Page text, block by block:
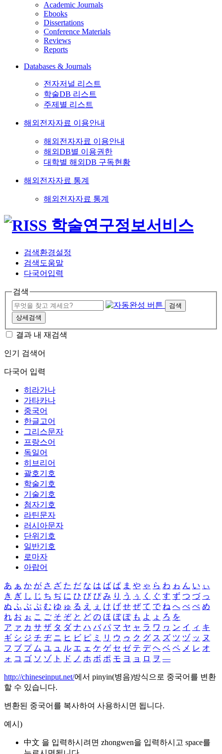
Academic Journals
Ebooks
Dissertations
Conference Materials
Reviews
Reports
Databases & Journals
전자저널 리스트
학술DB 리스트
주제별 리스트
해외전자자료 이용안내
해외전자자료 이용안내
해외DB별 이용권한
대학별 해외DB 구독현황
해외전자자료 통계
해외전자자료 통계
검색환경설정
검색도움말
다국어입력
검색
검색
상세검색
결과 내 재검색
인기 검색어
다국어 입력
히라가나
가타카나
중국어
한글고어
그리스문자
프랑스어
독일어
히브리어
괄호기호
학술기호
기술기호
첨자기호
라틴문자
러시아문자
단위기호
일반기호
로마자
아랍어
あ ぁ か が さ ざ た だ な は ば ぱ ま や ゃ ら わ ゎ ん い ぃ
き ぎ し じ ち ぢ に ひ び ぴ み り う ぅ く ぐ す ず つ づ っ
ぬ ふ ぶ ぷ む ゆ ゅ る え ぇ け げ せ ぜ て で ね へ べ ぺ め
れ お ぉ こ ご そ ぞ と ど の ほ ぼ ぽ も よ ょ ろ を
ア ァ カ サ ザ タ ダ ナ ハ バ パ マ ヤ ャ ラ ワ ヮ ン イ ィ キ
ギ シ ジ チ ヂ ニ ヒ ビ ピ ミ リ ウ ゥ ク グ ス ズ ツ ヅ ッ ヌ
フ ブ プ ム ユ ュ ル エ ェ ケ ゲ セ ゼ テ デ ヘ ベ ペ メ レ オ
ォ コ ゴ ソ ゾ ト ド ノ ホ ボ ポ モ ヨ ョ ロ ヲ ―
http://chineseinput.net/에서 pinyin(병음)방식으로 중국어를 변환
할 수 있습니다.
변환된 중국어를 복사하여 사용하시면 됩니다.
예시)
中文 을 입력하시려면 zhongwen을 입력하시고 space를